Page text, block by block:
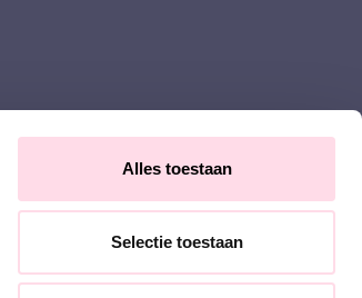
Alles toestaan
Selectie toestaan